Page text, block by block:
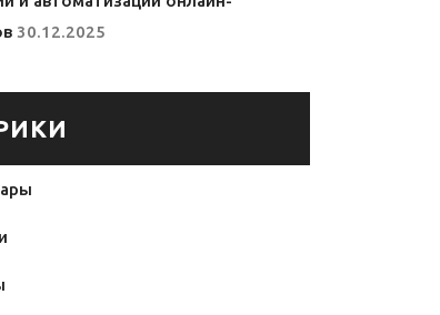
30.12.2025